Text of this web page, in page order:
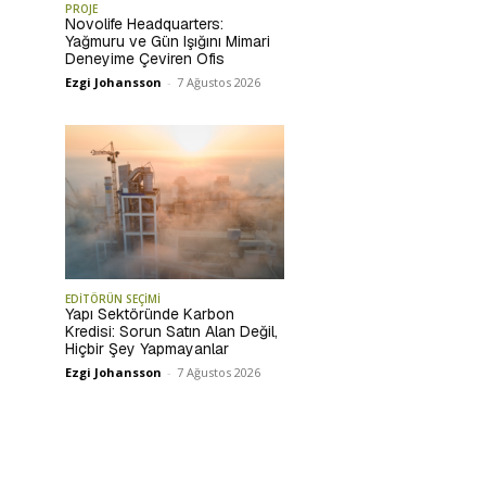
PROJE
Novolife Headquarters:
Yağmuru ve Gün Işığını Mimari
Deneyime Çeviren Ofis
Ezgi Johansson - 7 Ağustos 2026
EDİTÖRÜN SEÇİMİ
Yapı Sektöründe Karbon
Kredisi: Sorun Satın Alan Değil,
Hiçbir Şey Yapmayanlar
Ezgi Johansson - 7 Ağustos 2026